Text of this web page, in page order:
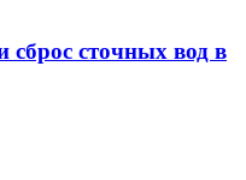
сточных вод в